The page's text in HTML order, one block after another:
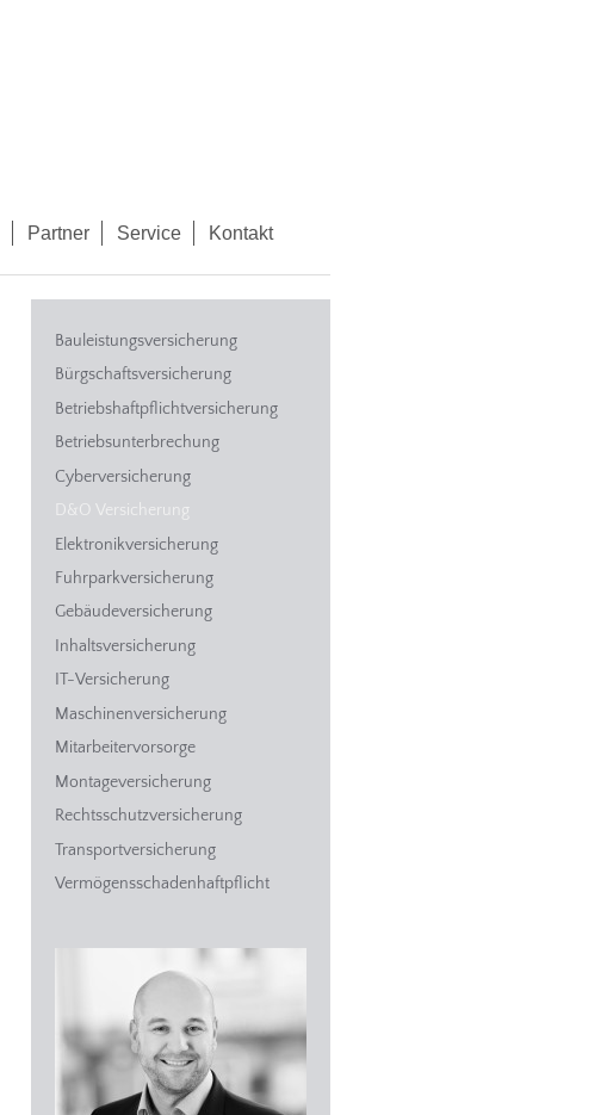
Partner Service Kontakt
Bauleistungsversicherung
Bürgschaftsversicherung
Betriebshaftpflichtversicherung
Betriebsunterbrechung
Cyberversicherung
D&O Versicherung
Elektronikversicherung
Fuhrparkversicherung
Gebäudeversicherung
Inhaltsversicherung
IT-Versicherung
Maschinenversicherung
Mitarbeitervorsorge
Montageversicherung
Rechtsschutzversicherung
Transportversicherung
Vermögensschadenhaftpflicht